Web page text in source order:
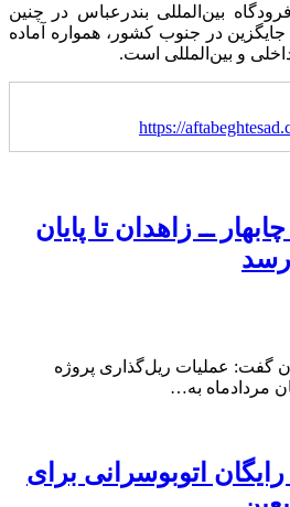
بین‌المللی بندرعباس در چنین
در جنوب کشور، همواره آماده
و بین‌المللی است.
https://
ــ زاهدان تا پایان
گفت: عملیات ریل‌گذاری پروژه
مردادماه به…
اتوبوسرانی برای